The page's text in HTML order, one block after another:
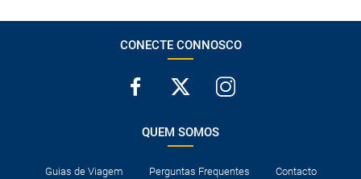
CONECTE CONNOSCO
QUEM SOMOS
Guias de Viagem Perguntas Frequentes Contacto